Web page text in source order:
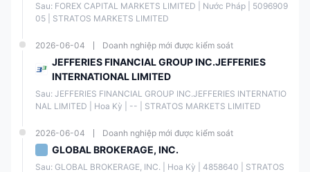
Chỉ Số ✔
Tiền Điện Tử ✔
Trái Phiếu ❌
Tùy Chọn ❌
Sau: FOREX CAPITAL MARKETS LIMITED | Nước Pháp | 5096909
05 | STRATOS MARKETS LIMITED
2026-06-04 Doanh nghiệp mới được kiểm soát
JEFFERIES FINANCIAL GROUP INC.JEFFERIES
INTERNATIONAL LIMITED
Sau: JEFFERIES FINANCIAL GROUP INC.JEFFERIES INTERNATIO
NAL LIMITED | Hoa Kỳ | -- | STRATOS MARKETS LIMITED
2026-06-04 Doanh nghiệp mới được kiểm soát
GLOBAL BROKERAGE, INC.
Sau: GLOBAL BROKERAGE, INC. | Hoa Kỳ | 4858640 | STRATOS